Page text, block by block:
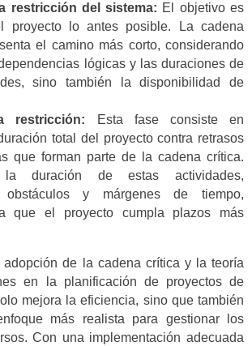
restricción del sistema: El objetivo es
proyecto lo antes posible. La cadena
el camino más corto, considerando
lógicas y las duraciones de
sino también la disponibilidad de
restricción: Esta fase consiste en
total del proyecto contra retrasos
que forman parte de la cadena crítica.
la duración de estas actividades,
obstáculos y márgenes de tiempo,
que el proyecto cumpla plazos más
adopción de la cadena crítica y la teoría
en la planificación de proyectos de
mejora la eficiencia, sino que también
más realista para gestionar los
Con una implementación adecuada